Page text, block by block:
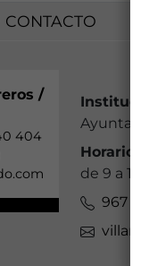
/
404
Horario
de 9 a 15
967